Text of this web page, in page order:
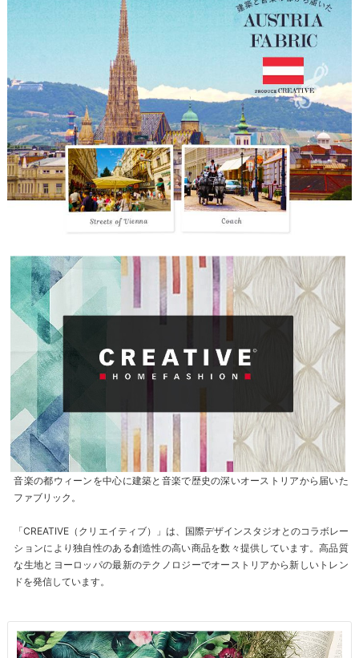
音楽の都ウィーンを中心に建築と音楽で歴史の深いオーストリアから届いた
ファブリック。
「CREATIVE（クリエイティブ）」は、国際デザインスタジオとのコラボレー
ションにより独自性のある創造性の高い商品を数々提供しています。高品質
な生地とヨーロッパの最新のテクノロジーでオーストリアから新しいトレン
ドを発信しています。